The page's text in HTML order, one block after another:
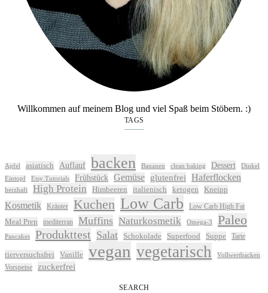
Willkommen auf meinem Blog und viel Spaß beim Stöbern. :)
TAGS
Apfel asiatisch Auflauf backen Bananen clean baking Dessert
Dinkel
Eintopf
Etsy Tutorials Frühstück Gemüse glutenfrei Haferflocken
herzhaft High Protein Himbeeren italienisch ketogen Kneipp
Kosmetik Kräuter Kuchen Low Carb Low Carb High Fat
Meal Prep mediterran Muffins Naturkosmetik Omega-3 Paleo
Pancakes Produkttest Salat Schokolade Superfood Suppe Tarte
tierversuchsfrei Vanille vegan vegetarisch Vollwertbacken
Vorspeise zuckerfrei
SEARCH